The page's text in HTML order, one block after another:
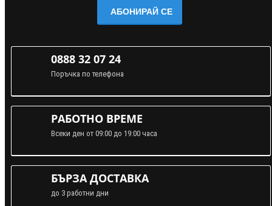
АБОНИРАЙ СЕ
0888 32 07 24
Поръчка по телефона
РАБОТНО ВРЕМЕ
Всеки ден от 09:00 до 19:00 часа
БЪРЗА ДОСТАВКА
до 3 работни дни